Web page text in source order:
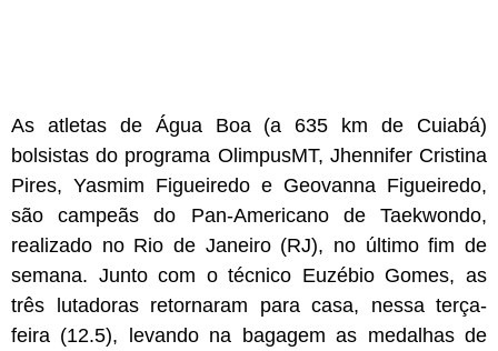
As atletas de Água Boa (a 635 km de Cuiabá)
bolsistas do programa OlimpusMT, Jhennifer Cristina
Pires, Yasmim Figueiredo e Geovanna Figueiredo,
são campeãs do Pan-Americano de Taekwondo,
realizado no Rio de Janeiro (RJ), no último fim de
semana. Junto com o técnico Euzébio Gomes, as
três lutadoras retornaram para casa, nessa terça-
feira (12.5), levando na bagagem as medalhas de